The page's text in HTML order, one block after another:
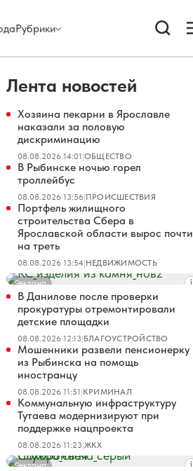
Рубрики
Лента новостей
Хозяина пекарни в Ярославле
наказали за половую
дискриминацию
08.08.2026 14:01|ОБЩЕСТВО
В Рыбинске ночью горел
троллейбус
08.08.2026 13:56|ПРОИСШЕСТВИЯ
Портфель жилищного
строительства Сбера в
Ярославской области вырос почти
на треть
08.08.2026 13:54|НЕДВИЖИМОСТЬ
Реклама
В Данилове после проверки
прокуратуры отремонтировали
детские площадки
08.08.2026 12:13|БЛАГОУСТРОЙСТВО
Мошенники развели пенсионерку
из Рыбинска на помощь
иностранцу
08.08.2026 11:51|КРИМИНАЛ
Коммунальную инфраструктуру
Тутаева модернизируют при
поддержке нацпроекта
08.08.2026 11:23|ЖКХ
Реклама